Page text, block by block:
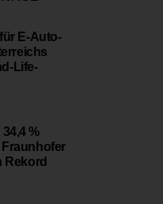
E-Auto-
Life-
%
Rekord